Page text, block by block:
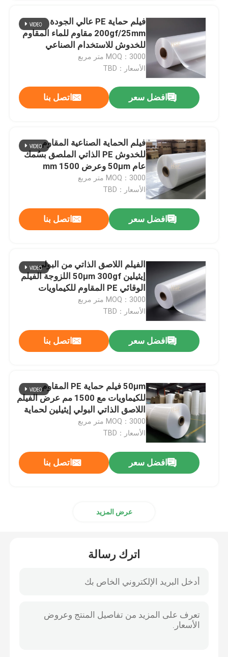
المنتجات
فيلم حماية PE عالي الجودة
200gf/25mm مقاوم للماء المقاوم
للخدوش للاستخدام الصناعي
MOQ：3000 متر مربع
الأسعار：TBD
افضل سعر اتصل بنا
فيلم الحماية الصناعية المقاوم
للخدوش PE الذاتي الملصق بسُمك
عام 50μm وعرض 1500 mm
MOQ：3000 متر مربع
الأسعار：TBD
افضل سعر اتصل بنا
الفيلم اللاصق الذاتي من البولي
إيثيلين 50μm 300gf اللزوجة الفيلم
الوقائي PE المقاوم للكيماويات
MOQ：3000 متر مربع
الأسعار：TBD
افضل سعر اتصل بنا
50μm فيلم حماية PE المقاوم
للكيماويات مع 1500 مم عرض الفيلم
اللاصق الذاتي البولي إيثيلين لحماية
السطح
MOQ：3000 متر مربع
الأسعار：TBD
افضل سعر اتصل بنا
عرض المزيد
اترك رسالة